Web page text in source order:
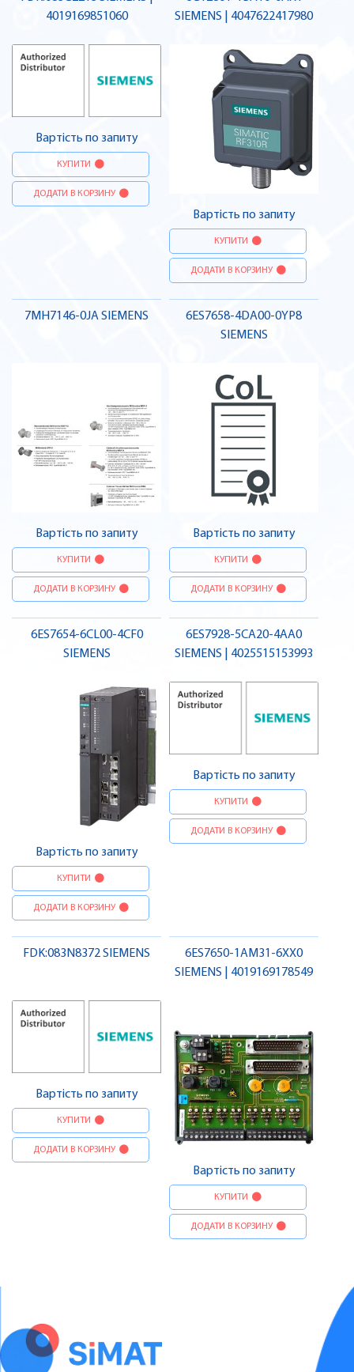
4019169851060
Вартість по запиту
КУПИТИ
ДОДАТИ В КОРЗИНУ
SIEMENS | 4047622417980
Вартість по запиту
КУПИТИ
ДОДАТИ В КОРЗИНУ
7MH7146-0JA SIEMENS
Вартість по запиту
КУПИТИ
ДОДАТИ В КОРЗИНУ
6ES7658-4DA00-0YP8
SIEMENS
Вартість по запиту
КУПИТИ
ДОДАТИ В КОРЗИНУ
6ES7654-6CL00-4CF0
SIEMENS
Вартість по запиту
КУПИТИ
ДОДАТИ В КОРЗИНУ
6ES7928-5CA20-4AA0
SIEMENS | 4025515153993
Вартість по запиту
КУПИТИ
ДОДАТИ В КОРЗИНУ
FDK:083N8372 SIEMENS
Вартість по запиту
КУПИТИ
ДОДАТИ В КОРЗИНУ
6ES7650-1AM31-6XX0
SIEMENS | 4019169178549
Вартість по запиту
КУПИТИ
ДОДАТИ В КОРЗИНУ